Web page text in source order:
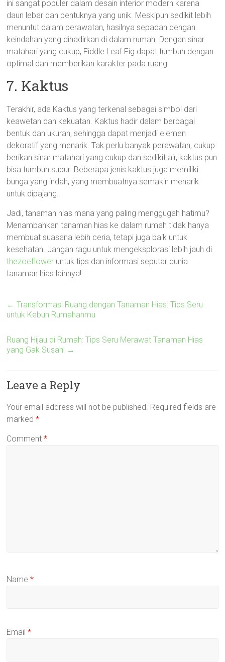
ini sangat populer dalam desain interior modern karena
daun lebar dan bentuknya yang unik. Meskipun sedikit lebih
menuntut dalam perawatan, hasilnya sepadan dengan
keindahan yang dihadirkan di dalam rumah. Dengan sinar
matahari yang cukup, Fiddle Leaf Fig dapat tumbuh dengan
optimal dan memberikan karakter pada ruang.
7. Kaktus
Terakhir, ada Kaktus yang terkenal sebagai simbol dari
keawetan dan kekuatan. Kaktus hadir dalam berbagai
bentuk dan ukuran, sehingga dapat menjadi elemen
dekoratif yang menarik. Tak perlu banyak perawatan, cukup
berikan sinar matahari yang cukup dan sedikit air, kaktus pun
bisa tumbuh subur. Beberapa jenis kaktus juga memiliki
bunga yang indah, yang membuatnya semakin menarik
untuk dipajang.
Jadi, tanaman hias mana yang paling menggugah hatimu?
Menambahkan tanaman hias ke dalam rumah tidak hanya
membuat suasana lebih ceria, tetapi juga baik untuk
kesehatan. Jangan ragu untuk mengeksplorasi lebih jauh di
thezoeflower untuk tips dan informasi seputar dunia
tanaman hias lainnya!
← Transformasi Ruang dengan Tanaman Hias: Tips Seru
untuk Kebun Rumahanmu
Ruang Hijau di Rumah: Tips Seru Merawat Tanaman Hias
yang Gak Susah! →
Leave a Reply
Your email address will not be published. Required fields are
marked*
Comment*
Name*
Email*